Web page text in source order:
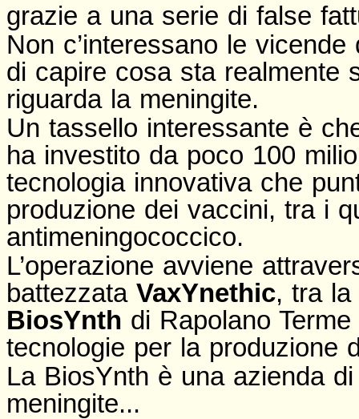
grazie a una serie di false
Non c’interessano le
di capire cosa sta realmente
riguarda la meningite.
Un tassello interessante è
ha investito da poco 100
tecnologia innovativa che
produzione dei vaccini, tra i
antimeningococcico.
L’operazione avviene
battezzata VaxYnethic, tra
BiosYnth di Rapolano
tecnologie per la produzione
La BiosYnth è una azienda
meningite...